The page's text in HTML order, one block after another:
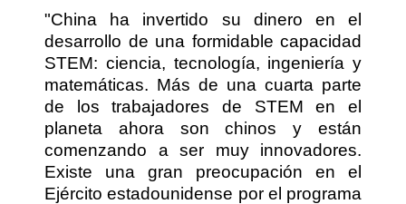
"China ha invertido su dinero en el
desarrollo de una formidable capacidad
STEM: ciencia, tecnología, ingeniería y
matemáticas. Más de una cuarta parte
de los trabajadores de STEM en el
planeta ahora son chinos y están
comenzando a ser muy innovadores.
Existe una gran preocupación en el
Ejército estadounidense por el programa